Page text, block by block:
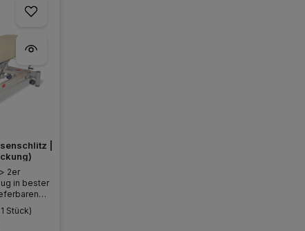
|
Packung)
2er
in bester
Stück)